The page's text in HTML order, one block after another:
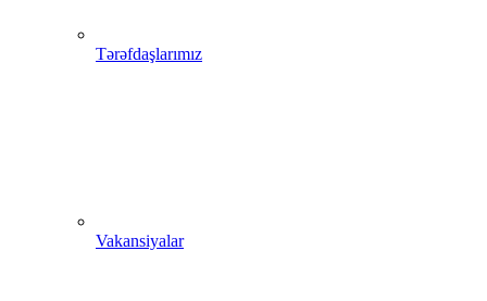
Tərəfdaşlarımız
Vakansiyalar